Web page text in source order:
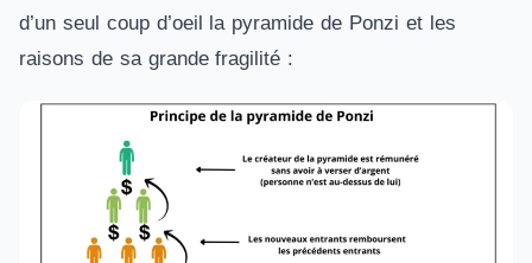
d’un seul coup d’oeil la pyramide de Ponzi et les
raisons de sa grande fragilité :